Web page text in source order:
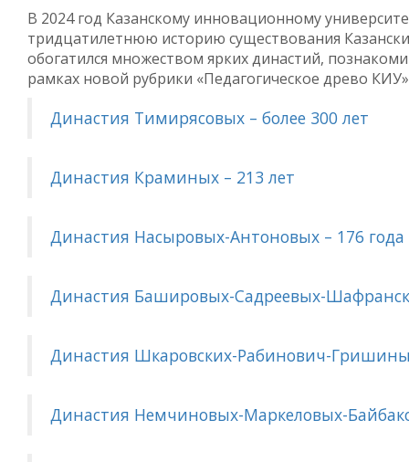
В 2024 год Казанскому инновационному
тридцатилетнюю историю существования
обогатился множеством ярких династий,
рамках новой рубрики «Педагогическое древо
Династия Тимирясовых – более 300 лет
Династия Краминых – 213 лет
Династия Насыровых-Антоновых – 176 года
Династия Башировых-Садреевых-
Династия Шкаровских-Рабинович-
Династия Немчиновых-Маркеловых-